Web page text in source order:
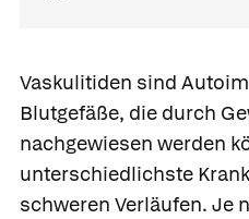
Vaskulitiden sind
Blutgefäße, die durch
nachgewiesen werden
unterschiedlichste
schweren Verläufen. Je